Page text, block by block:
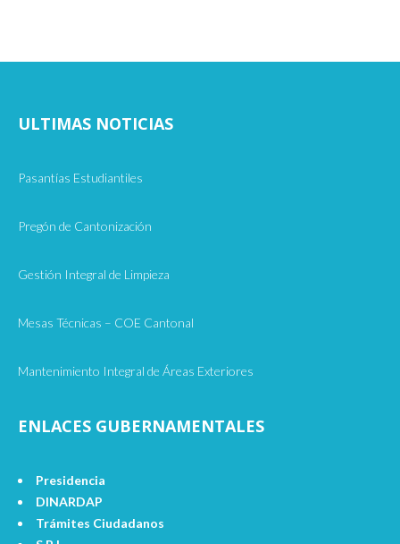
ULTIMAS NOTICIAS
Pasantías Estudiantiles
Pregón de Cantonización
Gestión Integral de Limpieza
Mesas Técnicas – COE Cantonal
Mantenimiento Integral de Áreas Exteriores
ENLACES GUBERNAMENTALES
Presidencia
DINARDAP
Trámites Ciudadanos